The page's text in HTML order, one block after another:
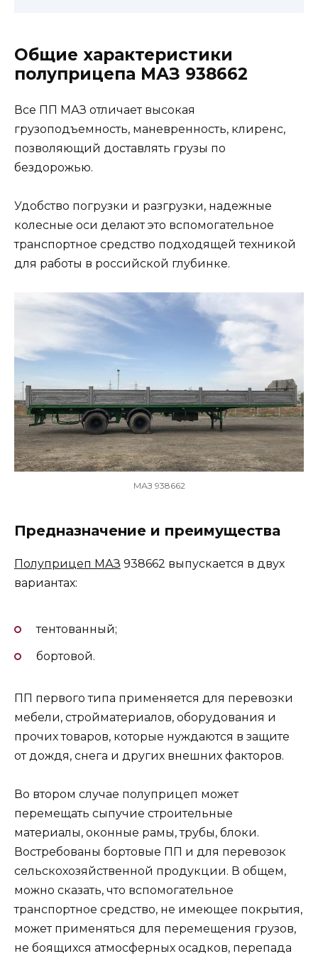
Общие характеристики
полуприцепа МАЗ 938662
Все ПП МАЗ отличает высокая
грузоподъемность, маневренность, клиренс,
позволяющий доставлять грузы по
бездорожью.
Удобство погрузки и разгрузки, надежные
колесные оси делают это вспомогательное
транспортное средство подходящей техникой
для работы в российской глубинке.
МАЗ 938662
Предназначение и преимущества
Полуприцеп МАЗ 938662 выпускается в двух
вариантах:
тентованный;
бортовой.
ПП первого типа применяется для перевозки
мебели, стройматериалов, оборудования и
прочих товаров, которые нуждаются в защите
от дождя, снега и других внешних факторов.
Во втором случае полуприцеп может
перемещать сыпучие строительные
материалы, оконные рамы, трубы, блоки.
Востребованы бортовые ПП и для перевозок
сельскохозяйственной продукции. В общем,
можно сказать, что вспомогательное
транспортное средство, не имеющее покрытия,
может применяться для перемещения грузов,
не боящихся атмосферных осадков, перепада